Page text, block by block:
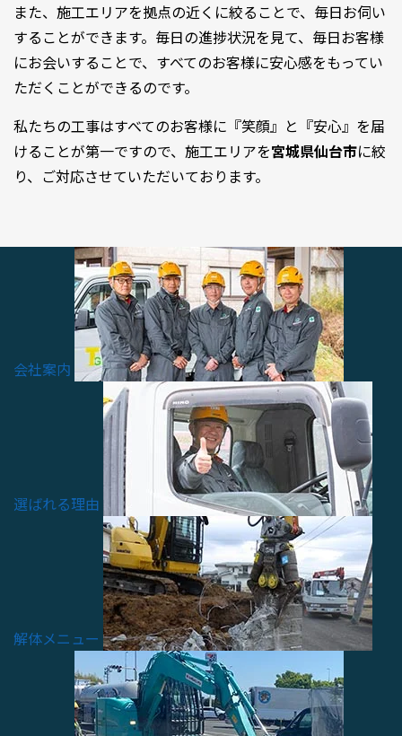
また、施工エリアを拠点の近くに絞ることで、毎日お伺い
することができます。毎日の進捗状況を見て、毎日お客様
にお会いすることで、すべてのお客様に安心感をもってい
ただくことができるのです。
私たちの工事はすべてのお客様に『笑顔』と『安心』を届
けることが第一ですので、施工エリアを宮城県仙台市に絞
り、ご対応させていただいております。
会社案内
選ばれる理由
解体メニュー